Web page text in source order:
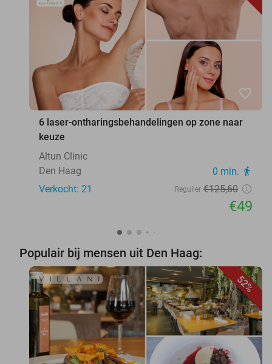
favorite_border
6 laser-ontharingsbehandelingen op zone naar
keuze
Altun Clinic
Den Haag
0 min. directions_walk
Verkocht: 21 Regulier €125,60
€49
Populair bij mensen uit Den Haag:
52%